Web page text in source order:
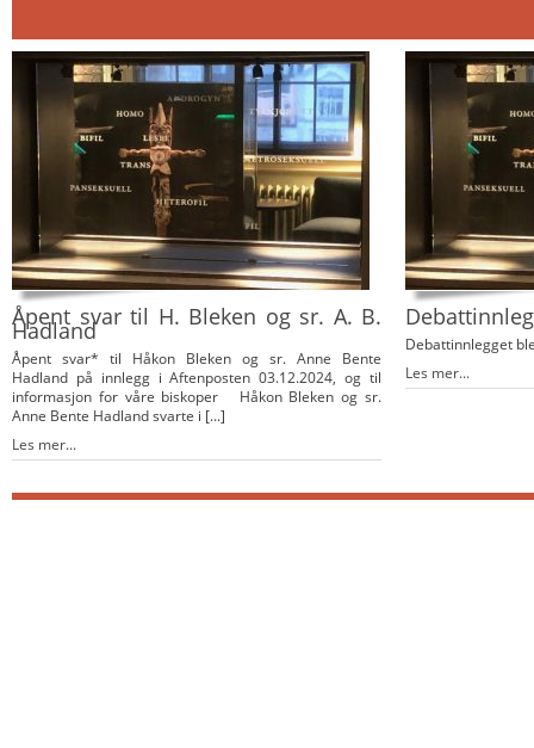
Åpent svar til H. Bleken og sr. A. B.
Hadland
Åpent svar* til Håkon Bleken og sr. Anne Bente
Hadland på innlegg i Aftenposten 03.12.2024, og til
informasjon for våre biskoper Håkon Bleken og sr.
Anne Bente Hadland svarte i [...]
Les mer...
Debattinnlegget
Les mer...